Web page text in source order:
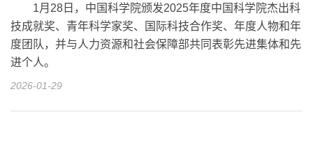
1月28日，中国科学院颁发2025年度中国科学院杰出科
技成就奖、青年科学家奖、国际科技合作奖、年度人物和年
度团队，并与人力资源和社会保障部共同表彰先进集体和先
进个人。
2026-01-29